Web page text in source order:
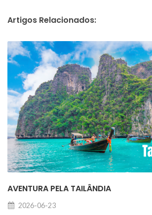
Artigos Relacionados:
AVENTURA PELA TAILÂNDIA
2026-06-23